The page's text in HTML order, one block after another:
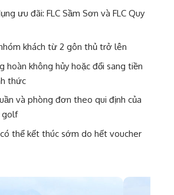
ưu đãi: FLC Sầm Sơn và FLC Quy
khách từ 2 gôn thủ trở lên
hoàn không hủy hoặc đổi sang tiền
thức
và phòng đơn theo qui định của
golf
thể kết thúc sớm do hết voucher